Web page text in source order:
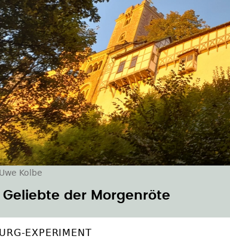
Kolbe
Geliebte der Morgenröte
EXPERIMENT